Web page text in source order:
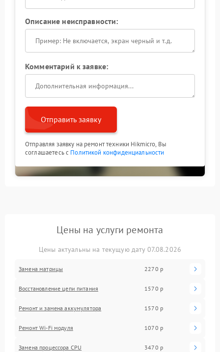
Описание неисправности:
Комментарий к заявке:
Отправить заявку
Отправляя заявку на ремонт техники Hikmicro, Вы
соглашаетесь с Политикой конфиденциальности
Цены на услуги ремонта
Цены актуальны на текущую дату 07.08.2026
Замена матрицы 2270 р
Восстановление цепи питания 1570 р
Ремонт и замена аккумулятора 1570 р
Ремонт Wi-Fi модуля 1070 р
Замена процессора CPU 3470 р